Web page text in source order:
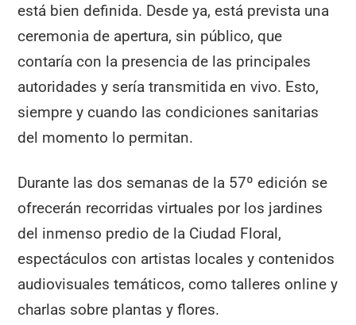
está bien definida. Desde ya, está prevista una
ceremonia de apertura, sin público, que
contaría con la presencia de las principales
autoridades y sería transmitida en vivo. Esto,
siempre y cuando las condiciones sanitarias
del momento lo permitan.
Durante las dos semanas de la 57º edición se
ofrecerán recorridas virtuales por los jardines
del inmenso predio de la Ciudad Floral,
espectáculos con artistas locales y contenidos
audiovisuales temáticos, como talleres online y
charlas sobre plantas y flores.